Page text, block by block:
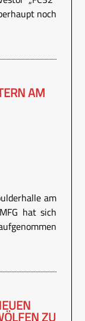
noch
AM
am
hat sich
ZU